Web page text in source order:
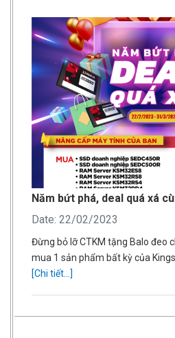
Năm bứt phá, deal quá xá
Date: 22/02/2023
Đừng bỏ lỡ CTKM tặng Balo đeo
mua 1 sản phẩm bất kỳ của
[Chi tiết...]